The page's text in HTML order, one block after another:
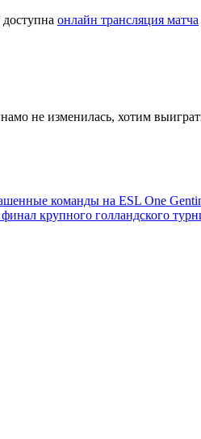
онлайн трансляция матча
не изменилась, хотим
команды на ESL One
крупного голландского